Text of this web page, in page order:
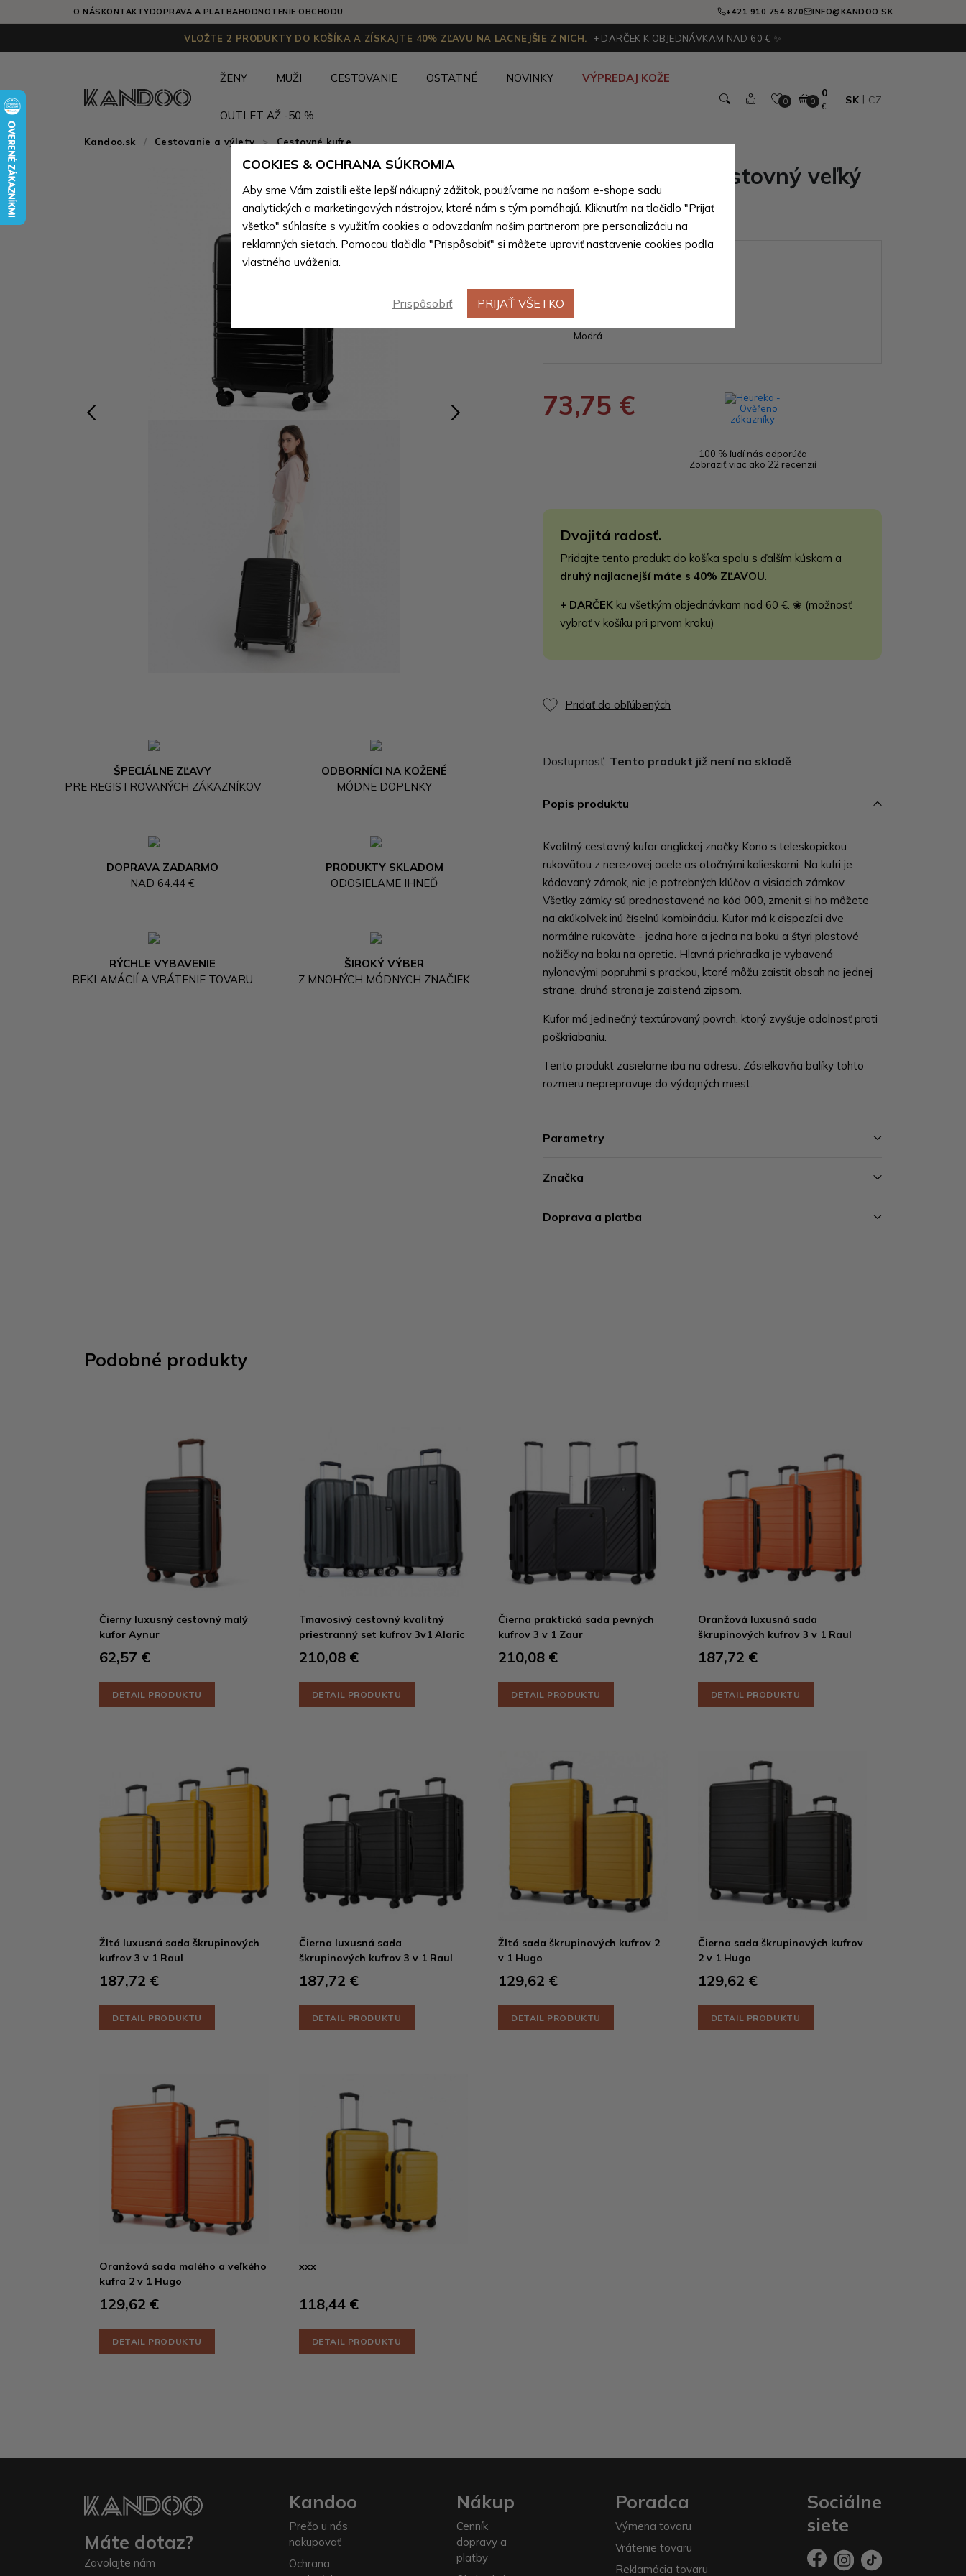
O NÁSKONTAKTYDOPRAVA A PLATBAHODNOTENIE OBCHODU +421 910 754 870 INFO@KANDOO.SK
VLOŽTE 2 PRODUKTY DO KOŠÍKA A ZÍSKAJTE 40% ZĽAVU NA LACNEJŠIE Z NICH. + DARČEK K OBJEDNÁVKAM NAD 60 € ✨
ŽENY MUŽI CESTOVANIE OSTATNÉ NOVINKY VÝPREDAJ KOŽE
OUTLET AŽ -50 %
0 0
0
€
SK CZ
Kandoo.sk Cestovanie a výlety > Cestovné kufre
ŠPECIÁLNE ZĽAVY
PRE REGISTROVANÝCH ZÁKAZNÍKOV
ODBORNÍCI NA KOŽENÉ
MÓDNE DOPLNKY
DOPRAVA ZADARMO
NAD 64.44 €
PRODUKTY SKLADOM
ODOSIELAME IHNEĎ
RÝCHLE VYBAVENIE
REKLAMÁCIÍ A VRÁTENIE TOVARU
ŠIROKÝ VÝBER
Z MNOHÝCH MÓDNYCH ZNAČIEK
Čierny kvalitný cestovný veľký
kufor Zain
Modrá
73,75 €
100 % ľudí nás odporúča
Zobraziť viac ako 22 recenzií
Dvojitá radosť.
Pridajte tento produkt do košíka spolu s ďalším kúskom a
druhý najlacnejší máte s 40% ZĽAVOU.
+ DARČEK ku všetkým objednávkam nad 60 €. ❀ (možnosť
vybrať v košíku pri prvom kroku)
Pridať do obľúbených
Dostupnosť: Tento produkt již není na skladě
Popis produktu
Kvalitný cestovný kufor anglickej značky Kono s teleskopickou
rukoväťou z nerezovej ocele as otočnými kolieskami. Na kufri je
kódovaný zámok, nie je potrebných kľúčov a visiacich zámkov.
Všetky zámky sú prednastavené na kód 000, zmeniť si ho môžete
na akúkoľvek inú číselnú kombináciu. Kufor má k dispozícii dve
normálne rukoväte - jedna hore a jedna na boku a štyri plastové
nožičky na boku na opretie. Hlavná priehradka je vybavená
nylonovými popruhmi s prackou, ktoré môžu zaistiť obsah na jednej
strane, druhá strana je zaistená zipsom.
Kufor má jedinečný textúrovaný povrch, ktorý zvyšuje odolnosť proti
poškriabaniu.
Tento produkt zasielame iba na adresu. Zásielkovňa balíky tohto
rozmeru neprepravuje do výdajných miest.
Parametry
Značka
Doprava a platba
Podobné produkty
Čierny luxusný cestovný malý
kufor Aynur
62,57 €
DETAIL PRODUKTU
Tmavosivý cestovný kvalitný
priestranný set kufrov 3v1 Alaric
210,08 €
DETAIL PRODUKTU
Čierna praktická sada pevných
kufrov 3 v 1 Zaur
210,08 €
DETAIL PRODUKTU
Oranžová luxusná sada
škrupinových kufrov 3 v 1 Raul
187,72 €
DETAIL PRODUKTU
Žltá luxusná sada škrupinových
kufrov 3 v 1 Raul
187,72 €
DETAIL PRODUKTU
Čierna luxusná sada
škrupinových kufrov 3 v 1 Raul
187,72 €
DETAIL PRODUKTU
Žltá sada škrupinových kufrov 2
v 1 Hugo
129,62 €
DETAIL PRODUKTU
Čierna sada škrupinových kufrov
2 v 1 Hugo
129,62 €
DETAIL PRODUKTU
Oranžová sada malého a veľkého
kufra 2 v 1 Hugo
129,62 €
DETAIL PRODUKTU
xxx
118,44 €
DETAIL PRODUKTU
COOKIES & OCHRANA SÚKROMIA
Aby sme Vám zaistili ešte lepší nákupný zážitok, používame na našom e-shope sadu
analytických a marketingových nástrojov, ktoré nám s tým pomáhajú. Kliknutím na tlačidlo "Prijať
všetko" súhlasíte s využitím cookies a odovzdaním našim partnerom pre personalizáciu na
reklamných sieťach. Pomocou tlačidla "Prispôsobiť" si môžete upraviť nastavenie cookies podľa
vlastného uváženia.
Prispôsobiť PRIJAŤ VŠETKO
Máte dotaz?
Zavolajte nám
Kandoo
Prečo u nás
nakupovať
Ochrana
Nákup
Cenník
dopravy a
platby
Poradca
Výmena tovaru
Vrátenie tovaru
Reklamácia tovaru
Sociálne
siete